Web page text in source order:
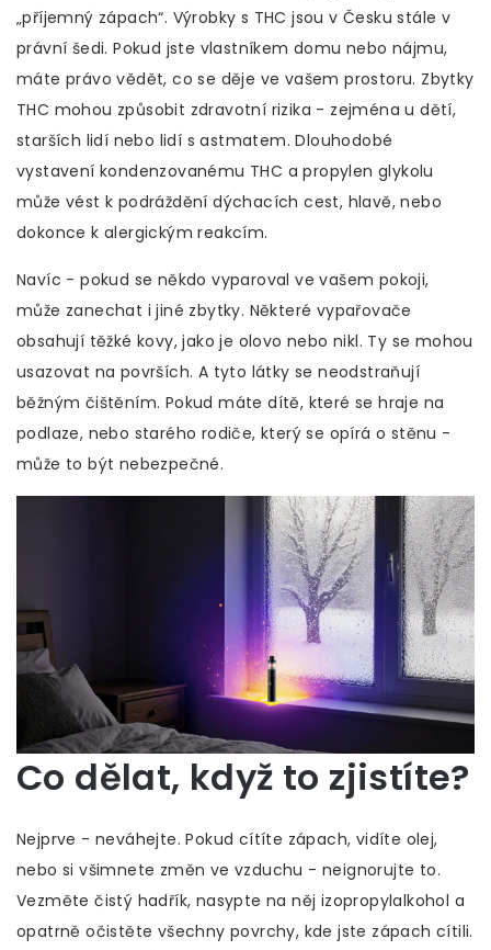
„příjemný zápach“. Výrobky s THC jsou v Česku stále v
právní šedi. Pokud jste vlastníkem domu nebo nájmu,
máte právo vědět, co se děje ve vašem prostoru. Zbytky
THC mohou způsobit zdravotní rizika - zejména u dětí,
starších lidí nebo lidí s astmatem. Dlouhodobé
vystavení kondenzovanému THC a propylen glykolu
může vést k podráždění dýchacích cest, hlavě, nebo
dokonce k alergickým reakcím.
Navíc - pokud se někdo vyparoval ve vašem pokoji,
může zanechat i jiné zbytky. Některé vypařovače
obsahují těžké kovy, jako je olovo nebo nikl. Ty se mohou
usazovat na površích. A tyto látky se neodstraňují
běžným čištěním. Pokud máte dítě, které se hraje na
podlaze, nebo starého rodiče, který se opírá o stěnu -
může to být nebezpečné.
Co dělat, když to zjistíte?
Nejprve - neváhejte. Pokud cítíte zápach, vidíte olej,
nebo si všimnete změn ve vzduchu - neignorujte to.
Vezměte čistý hadřík, nasypte na něj izopropylalkohol a
opatrně očistěte všechny povrchy, kde jste zápach cítili.